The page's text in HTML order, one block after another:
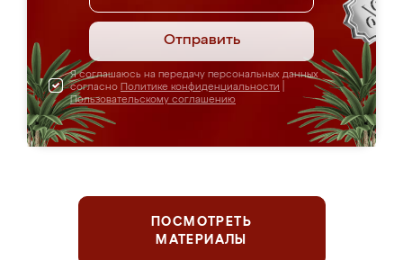
Отправить
Я соглашаюсь на передачу персональных данных
согласно Политике конфиденциальности
Пользовательскому соглашению
ПОСМОТРЕТЬ
МАТЕРИАЛЫ